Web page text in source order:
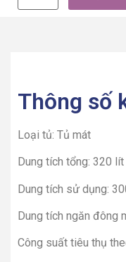
Thông số
Loại tủ: Tủ mát
Dung tích tổng: 320 lít
Dung tích sử dụng:
Dung tích ngăn đông
Công suất tiêu thụ